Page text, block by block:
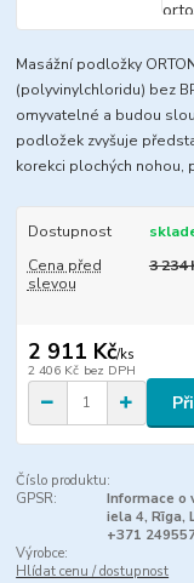
Masážní podložky
(polyvinylchloridu) bez
omyvatelné a budou
podložek zvyšuje
korekci plochých nohou,
Dostupnost
Cena před
slevou
3 234
2 911 Kč/ks
2 406 Kč bez DPH
Číslo produktu:
GPSR:
Informace o
iela 4, Rīga,
+371
Výrobce:
Hlídat cenu / dostupnost